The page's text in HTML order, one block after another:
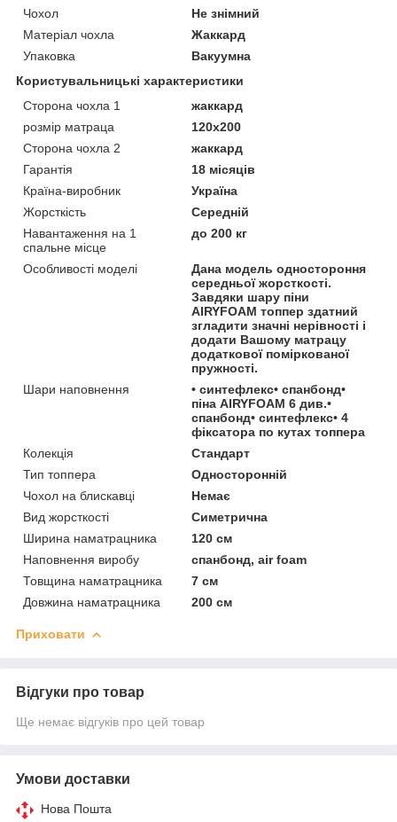
Чохол
Не знімний
Матеріал чохла
Жаккард
Упаковка
Вакуумна
Користувальницькі характеристики
Сторона чохла 1
жаккард
розмір матраца
120х200
Сторона чохла 2
жаккард
Гарантія
18 місяців
Країна-виробник
Україна
Жорсткість
Середній
Навантаження на 1
спальне місце
до 200 кг
Особливості моделі
Дана модель одностороння
середньої жорсткості.
Завдяки шару піни
AIRYFOAM топпер здатний
згладити значні нерівності і
додати Вашому матрацу
додаткової поміркованої
пружності.
Шари наповнення
• синтефлекс• спанбонд•
піна AIRYFOAM 6 див.•
спанбонд• синтефлекс• 4
фіксатора по кутах топпера
Колекція
Стандарт
Тип топпера
Односторонній
Чохол на блискавці
Немає
Вид жорсткості
Симетрична
Ширина наматрацника
120 см
Наповнення виробу
спанбонд, air foam
Товщина наматрацника
7 см
Довжина наматрацника
200 см
Приховати
Відгуки про товар
Ще немає відгуків про цей товар
Умови доставки
Нова Пошта